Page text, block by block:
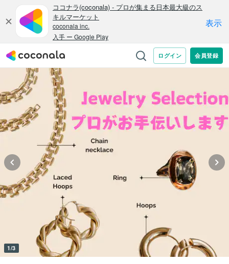
1/3